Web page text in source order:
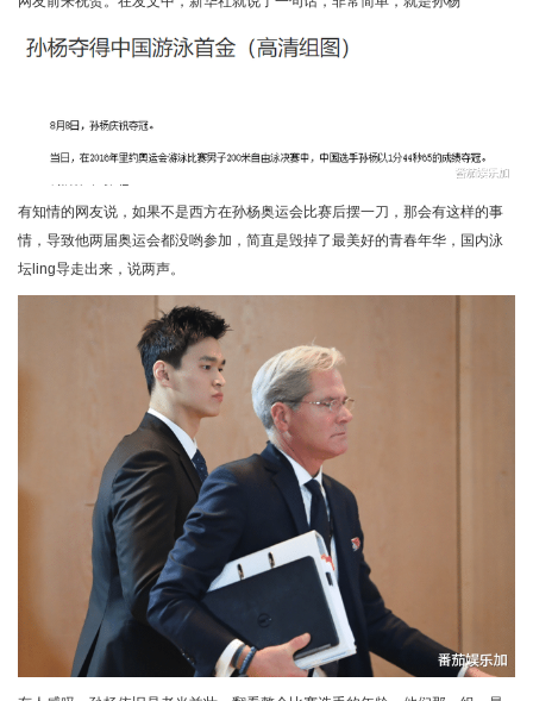
有知情的网友说，如果不是西方在孙杨奥运会比赛后摆一刀，那会有这样的事
情，导致他两届奥运会都没哟参加，简直是毁掉了最美好的青春年华，国内泳
坛ling导走出来，说两声。